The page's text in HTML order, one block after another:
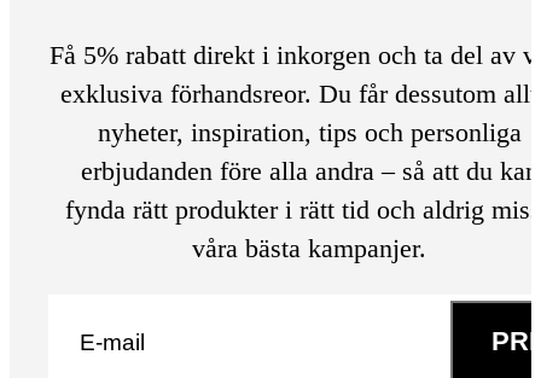
Få 5% rabatt direkt i inkorgen och ta del av
exklusiva förhandsreor. Du får dessutom
nyheter, inspiration, tips och personliga
erbjudanden före alla andra – så att du kan
fynda rätt produkter i rätt tid och aldrig
våra bästa kampanjer.